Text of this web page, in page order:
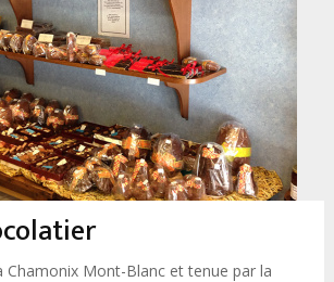
Chamonix Mont-Blanc et tenue par la